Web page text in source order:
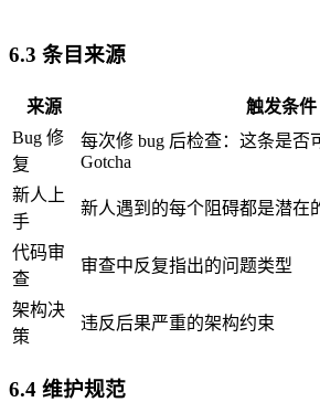
6.3 条目来源
来源
触发条件
Bug 修
复
每次修 bug 后检查：这条是
Gotcha
新人上
手
新人遇到的每个阻碍都是潜在
代码审
查
审查中反复指出的问题类型
架构决
策
违反后果严重的架构约束
6.4 维护规范